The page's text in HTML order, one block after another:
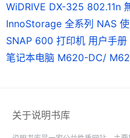
WiDRIVE DX-325 802.11n
InnoStorage 全系列 NAS
SNAP 600 打印机 用户手册
笔记本电脑 M620-DC/
关于说明书库